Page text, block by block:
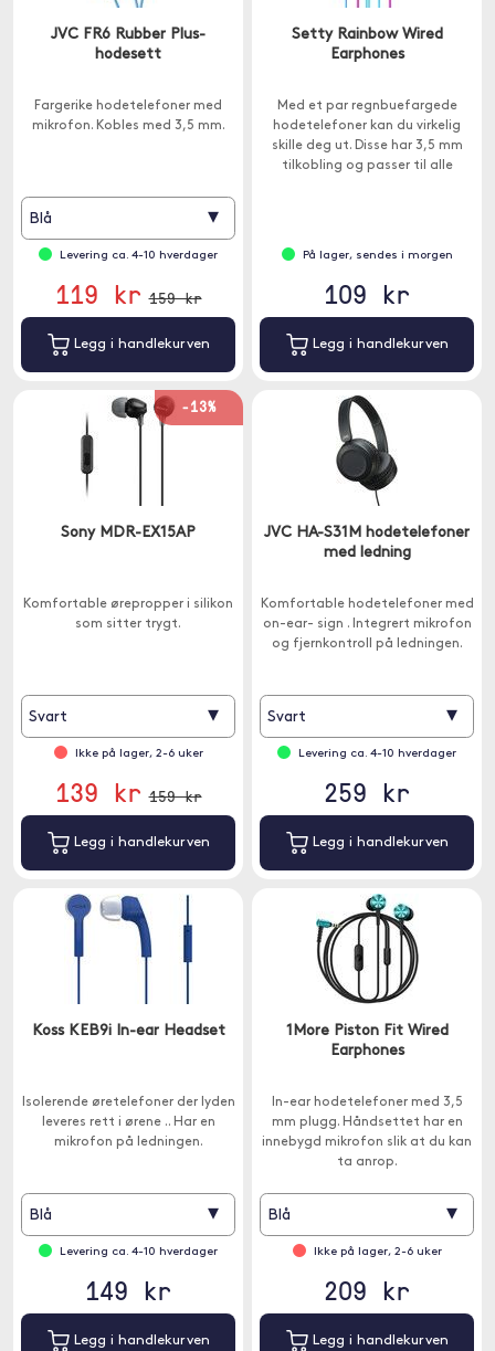
JVC FR6 Rubber Plus-
hodesett
Fargerike hodetelefoner med
mikrofon. Kobles med 3,5 mm.
Blå ▾
Levering ca. 4-10 hverdager
119 kr 159 kr
Legg i handlekurven
Setty Rainbow Wired
Earphones
Med et par regnbuefargede
hodetelefoner kan du virkelig
skille deg ut. Disse har 3,5 mm
tilkobling og passer til alle
På lager, sendes i morgen
109 kr
Legg i handlekurven
-13%
Sony MDR-EX15AP
Komfortable ørepropper i silikon
som sitter trygt.
Svart ▾
Ikke på lager, 2-6 uker
139 kr 159 kr
Legg i handlekurven
JVC HA-S31M hodetelefoner
med ledning
Komfortable hodetelefoner med
on-ear- sign . Integrert mikrofon
og fjernkontroll på ledningen.
Svart ▾
Levering ca. 4-10 hverdager
259 kr
Legg i handlekurven
Koss KEB9i In-ear Headset
Isolerende øretelefoner der lyden
leveres rett i ørene .. Har en
mikrofon på ledningen.
Blå ▾
Levering ca. 4-10 hverdager
149 kr
Legg i handlekurven
1More Piston Fit Wired
Earphones
In-ear hodetelefoner med 3,5
mm plugg. Håndsettet har en
innebygd mikrofon slik at du kan
ta anrop.
Blå ▾
Ikke på lager, 2-6 uker
209 kr
Legg i handlekurven